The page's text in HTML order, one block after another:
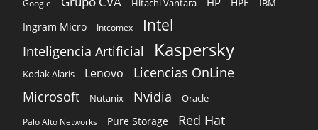
Google Hitachi Vantara HPE IBM
Ingram Micro Intcomex Intel
Inteligencia Artificial Kaspersky
Kodak Alaris Lenovo Licencias OnLine
Microsoft Nutanix Nvidia Oracle
Palo Alto Networks Pure Storage Red Hat